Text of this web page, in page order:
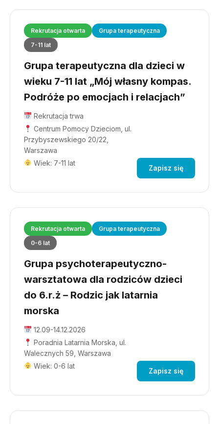
Rekrutacja otwarta
Grupa terapeutyczna
7-11 lat
Grupa terapeutyczna dla dzieci w
wieku 7-11 lat „Mój własny kompas.
Podróże po emocjach i relacjach”
Rekrutacja trwa
Centrum Pomocy Dzieciom, ul.
Przybyszewskiego 20/22,
Warszawa
Wiek: 7-11 lat
Zapisz się
Rekrutacja otwarta
Grupa terapeutyczna
0-6 lat
Grupa psychoterapeutyczno-
warsztatowa dla rodziców dzieci
do 6.r.ż – Rodzic jak latarnia
morska
12.09-14.12.2026
Poradnia Latarnia Morska, ul.
Walecznych 59, Warszawa
Wiek: 0-6 lat
Zapisz się